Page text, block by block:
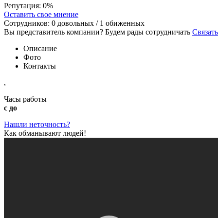
Репутация: 0%
Оставить свое мнение
Сотрудников: 0 довольных / 1 обиженных
Вы представитель компании? Будем рады сотрудничать
Описание
Фото
Контакты
,
Часы работы
с до
Нашли неточность?
Как обманывают людей!